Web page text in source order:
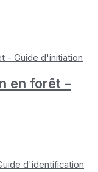
en forêt –